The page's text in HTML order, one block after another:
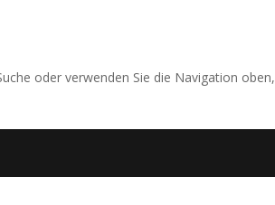
oder verwenden Sie die Navigation oben,